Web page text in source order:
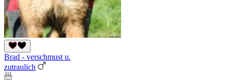
Brad - verschmust u.
zutraulich